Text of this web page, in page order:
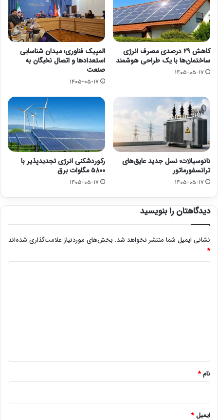
کاهش ۲۹ درصدی مصرف انرژی
ساختمان‌ها با یک طراحی هوشمند
۱۴۰۵-۰۵-۱۷
المپیک فناوری؛ میدان شناسایی
استعدادها و اتصال نخبگان به
صنعت
۱۴۰۵-۰۵-۱۷
نانوسیالات؛ نسل جدید عایق‌های
ترانسفورماتور
۱۴۰۵-۰۵-۱۷
رکوردشکنی انرژی تجدیدپذیر با
۵۸۰۰ مگاوات برق
۱۴۰۵-۰۵-۱۷
دیدگاهتان را بنویسید
نشانی ایمیل شما منتشر نخواهد شد. بخش‌های موردنیاز علامت‌گذاری شده‌اند
*
نام*
ایمیل*